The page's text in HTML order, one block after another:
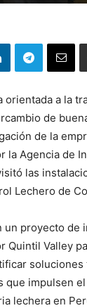
orientada a la
de
de la
la Agencia de
las
Lechero de
un proyecto de
Valley
soluciones
que impulsen
lechera en